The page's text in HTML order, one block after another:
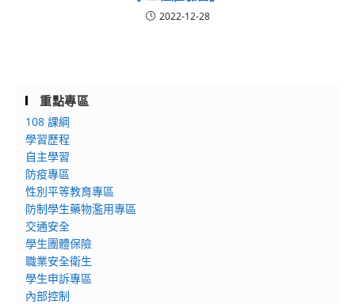
2022-12-28
重點專區
108 課綱
學習歷程
自主學習
防疫專區
性別平等教育專區
防制學生藥物濫用專區
交通安全
學生團體保險
職業安全衛生
學生申訴專區
內部控制